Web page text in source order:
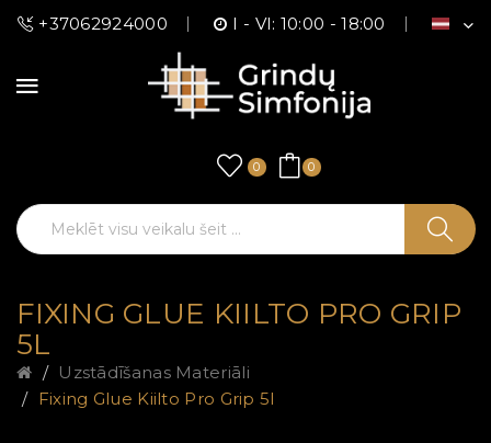
+37062924000 I - VI: 10:00 - 18:00
0 0
FIXING GLUE KIILTO PRO GRIP
5L
Uzstādīšanas Materiāli
Fixing Glue Kiilto Pro Grip 5l